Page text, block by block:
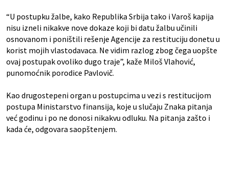
“U postupku žalbe, kako Republika Srbija tako i Varoš kapija
nisu izneli nikakve nove dokaze koji bi datu žalbu učinili
osnovanom i poništili rešenje Agencije za restituciju donetu u
korist mojih vlastodavaca. Ne vidim razlog zbog čega uopšte
ovaj postupak ovoliko dugo traje”, kaže Miloš Vlahović,
punomoćnik porodice Pavlovič.
Kao drugostepeni organ u postupcima u vezi s restitucijom
postupa Ministarstvo finansija, koje u slučaju Znaka pitanja
već godinu i po ne donosi nikakvu odluku. Na pitanja zašto i
kada će, odgovara saopštenjem.